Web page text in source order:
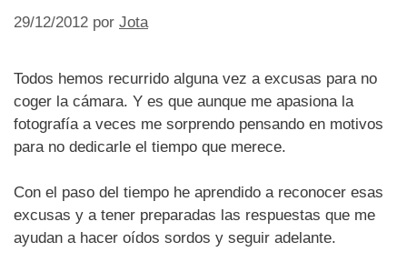
29/12/2012 por Jota
Todos hemos recurrido alguna vez a excusas para no
coger la cámara. Y es que aunque me apasiona la
fotografía a veces me sorprendo pensando en motivos
para no dedicarle el tiempo que merece.
Con el paso del tiempo he aprendido a reconocer esas
excusas y a tener preparadas las respuestas que me
ayudan a hacer oídos sordos y seguir adelante.